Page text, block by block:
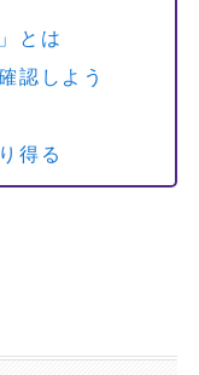
とは
認しよう
得る